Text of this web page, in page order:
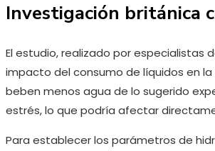
Investigación británica
El estudio, realizado por especialistas
impacto del consumo de líquidos en
beben menos agua de lo sugerido
estrés, lo que podría afectar
Para establecer los parámetros de